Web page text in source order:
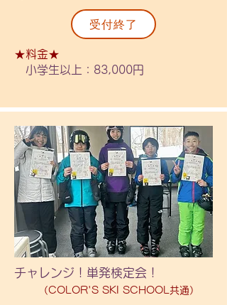
各12名程度
藻岩山スキー場
〇レッスン時間〇
10：30～15：00
（準備10：00～、解散15：30）
〇詳細〇
◆リフト券、昼食、送迎、検定料金、
検定バッチ代、保険付き
・昼食はレストランを予定しており
ます。
※兄弟・同時申込割引対象（併用不
2/2.4.6.9.13.16.18.20.25.27、
3/2.4.6.9.11.13
〇内容〇
集中上達コース！検定取得やスキーの
上達を目指した上でスキーがさらに楽
しいものになる練習となります。
滑る回数、日数ともに多くなっており
ますので成長も早く、ターンの練習に
特化したポール練習も行うため技術の
飛躍的向上が期待できます。
〇金額〇
小学生以上：83,000円
受付終了
★料金★
小学生以上：83,000円
チャレンジ！単発検定会！
（COLOR'S SKI SCHOOL共通）